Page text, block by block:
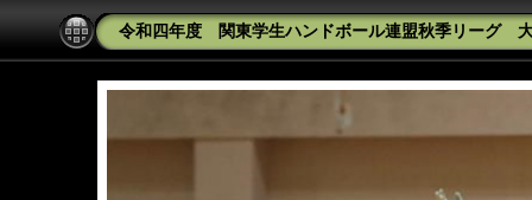
令和四年度 関東学生ハンドボール連盟秋季リーグ